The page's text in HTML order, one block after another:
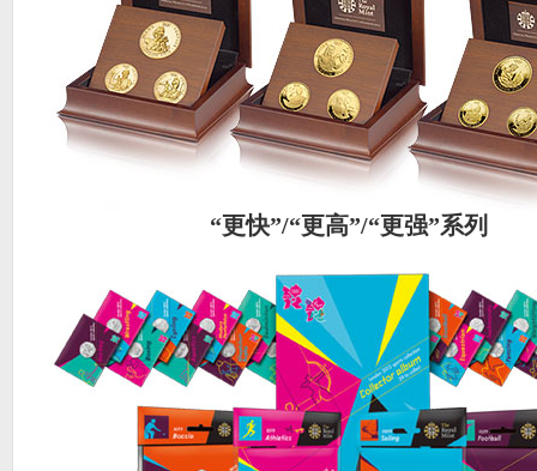
“更快”/“更高”/“更强”系列